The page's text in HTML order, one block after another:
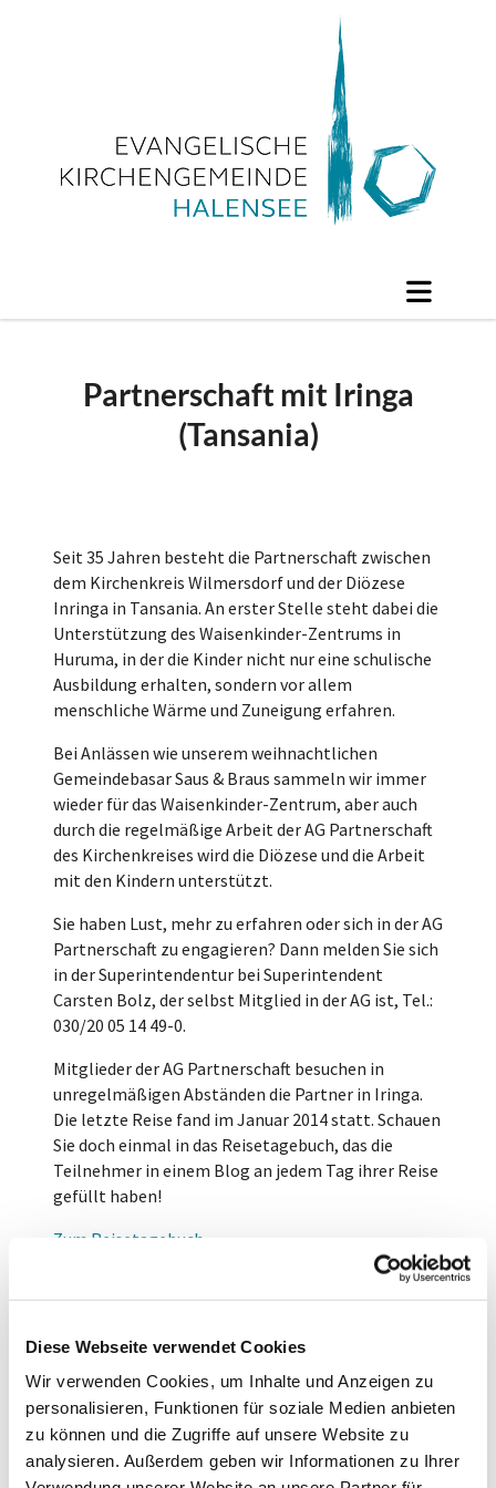
Diese Webseite verwendet Cookies
Wir verwenden Cookies, um Inhalte und Anzeigen zu
personalisieren, Funktionen für soziale Medien anbieten
zu können und die Zugriffe auf unsere Website zu
analysieren. Außerdem geben wir Informationen zu Ihrer
Partnerschaft mit Iringa
(Tansania)
Seit 35 Jahren besteht die Partnerschaft zwischen
dem Kirchenkreis Wilmersdorf und der Diözese
Inringa in Tansania. An erster Stelle steht dabei die
Unterstützung des Waisenkinder-Zentrums in
Huruma, in der die Kinder nicht nur eine schulische
Ausbildung erhalten, sondern vor allem
menschliche Wärme und Zuneigung erfahren.
Bei Anlässen wie unserem weihnachtlichen
Gemeindebasar Saus & Braus sammeln wir immer
wieder für das Waisenkinder-Zentrum, aber auch
durch die regelmäßige Arbeit der AG Partnerschaft
des Kirchenkreises wird die Diözese und die Arbeit
mit den Kindern unterstützt.
Sie haben Lust, mehr zu erfahren oder sich in der AG
Partnerschaft zu engagieren? Dann melden Sie sich
in der Superintendentur bei Superintendent
Carsten Bolz, der selbst Mitglied in der AG ist, Tel.:
030/20 05 14 49-0.
Mitglieder der AG Partnerschaft besuchen in
unregelmäßigen Abständen die Partner in Iringa.
Die letzte Reise fand im Januar 2014 statt. Schauen
Sie doch einmal in das Reisetagebuch, das die
Teilnehmer in einem Blog an jedem Tag ihrer Reise
gefüllt haben!
Zum Reisetagebuch